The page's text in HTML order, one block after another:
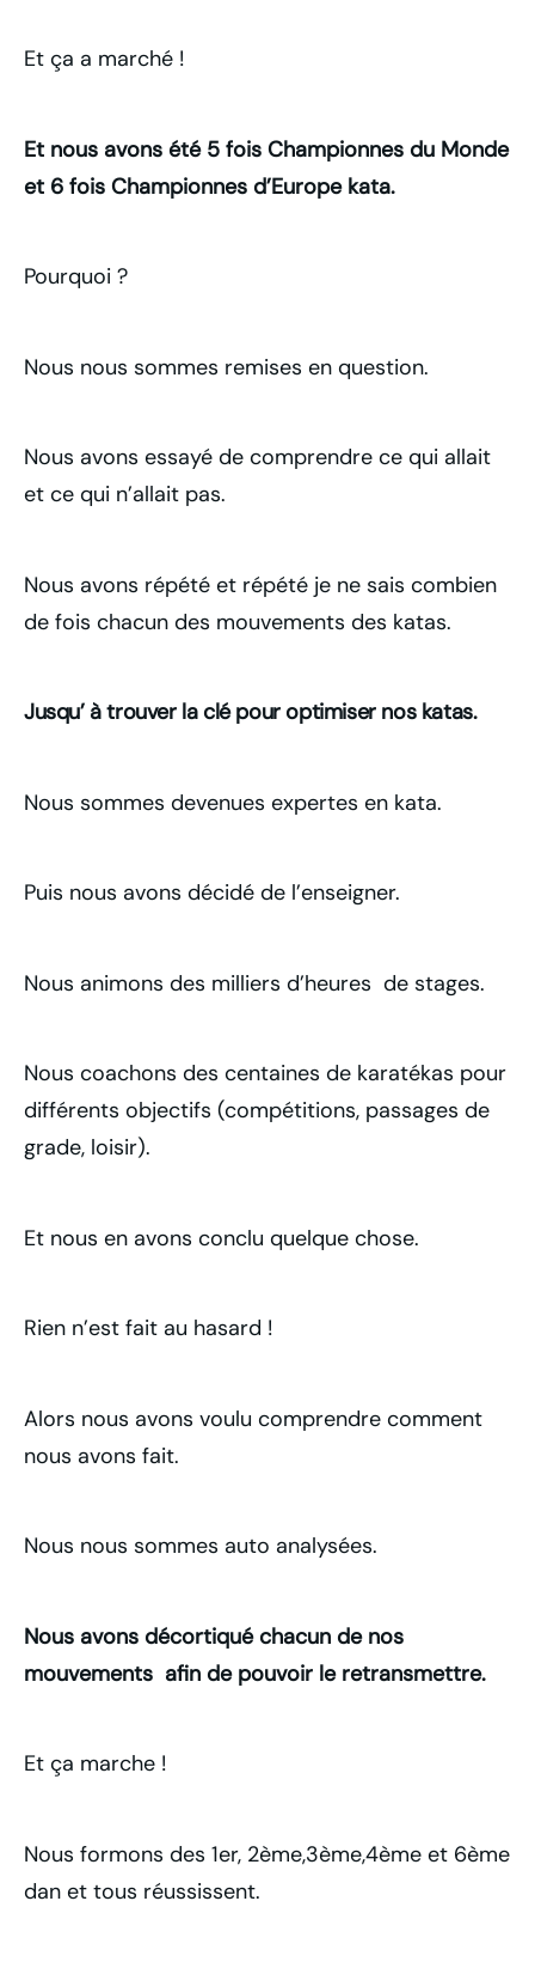
Et ça a marché !
Et nous avons été 5 fois Championnes du Monde
et 6 fois Championnes d’Europe kata.
Pourquoi ?
Nous nous sommes remises en question.
Nous avons essayé de comprendre ce qui allait
et ce qui n’allait pas.
Nous avons répété et répété je ne sais combien
de fois chacun des mouvements des katas.
Jusqu’ à trouver la clé pour optimiser nos katas.
Nous sommes devenues expertes en kata.
Puis nous avons décidé de l’enseigner.
Nous animons des milliers d’heures de stages.
Nous coachons des centaines de karatékas pour
différents objectifs (compétitions, passages de
grade, loisir).
Et nous en avons conclu quelque chose.
Rien n’est fait au hasard !
Alors nous avons voulu comprendre comment
nous avons fait.
Nous nous sommes auto analysées.
Nous avons décortiqué chacun de nos
mouvements afin de pouvoir le retransmettre.
Et ça marche !
Nous formons des 1er, 2ème,3ème,4ème et 6ème
dan et tous réussissent.